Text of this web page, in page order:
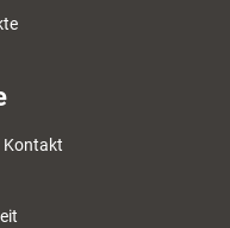
Kontakt